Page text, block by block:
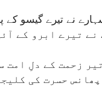
نے تیرے گیسو کے
نے تیرے ابرو کے
زحمت کے دلِ امت
حسرت کی